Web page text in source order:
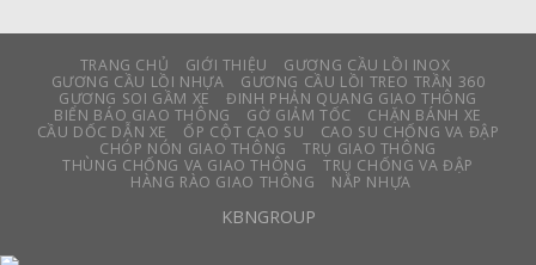
TRANG CHỦ GIỚI THIỆU
GƯƠNG CẦU LỒI INOX
GƯƠNG CẦU LỒI NHỰA
GƯƠNG CẦU LỒI TREO TRẦN 360
GƯƠNG SOI GẦM XE
ĐINH PHẢN QUANG GIAO THÔNG
BIỂN BÁO GIAO THÔNG
GỜ GIẢM TỐC
CHẶN BÁNH XE
CẦU DỐC DẪN XE
ỐP CỘT CAO SU
CAO SU CHỐNG VA ĐẬP
CHÓP NÓN GIAO THÔNG
TRỤ GIAO THÔNG
THÙNG CHỐNG VA GIAO THÔNG
TRỤ CHỐNG VA ĐẬP
HÀNG RÀO GIAO THÔNG
NẮP NHỰA
KBNGROUP